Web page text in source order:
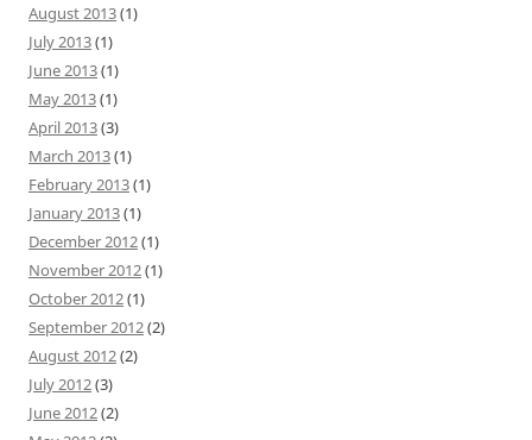
August 2013(1)
July 2013(1)
June 2013(1)
May 2013(1)
April 2013(3)
March 2013(1)
February 2013(1)
January 2013(1)
December 2012(1)
November 2012(1)
October 2012(1)
September 2012(2)
August 2012(2)
July 2012(3)
June 2012(2)